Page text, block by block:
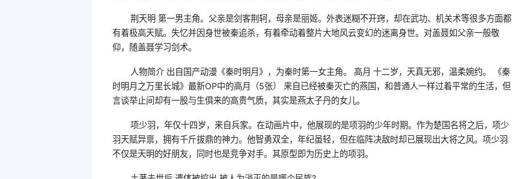
荆天明 第一男主角。父亲是剑客荆轲，母亲是丽姬。外表迷糊不开窍，却在武功、机关术等很多方面都
有着极高天赋。失忆并因身世被秦追杀，有着牵动着整片大地风云变幻的迷离身世。对盖聂如父亲一般敬
仰，随盖聂学习剑术。
人物简介 出自国产动漫《秦时明月》，为秦时第一女主角。 高月 十二岁，天真无邪，温柔婉约。 《秦
时明月之万里长城》最新OP中的高月（5张） 来自已经被秦灭亡的燕国，和普通人一样过着平常的生活，但
言谈举止间却有一股与生俱来的高贵气质，其实是燕太子丹的女儿。
项少羽，年仅十四岁，来自兵家。在动画片中，他展现的是项羽的少年时期。作为楚国名将之后，项少
羽天赋异禀，拥有千斤拔鼎的神力。他智勇双全，年纪虽轻，但在临阵决敌时却已展现出大将之风。项少羽
不仅是天明的好朋友，同时也是竞争对手。其原型即为历史上的项羽。